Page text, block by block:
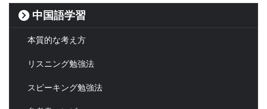
中国語学習
本質的な考え方
リスニング勉強法
スピーキング勉強法